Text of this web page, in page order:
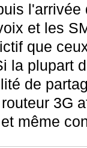
l'arrivée
et les
que
la plupart
de
3G
même